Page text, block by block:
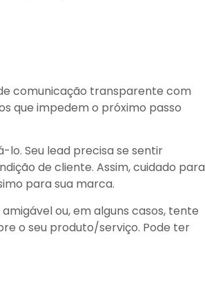
comunicação transparente com
que impedem o próximo passo
lo. Seu lead precisa se sentir
de cliente. Assim, cuidado para
para sua marca.
ou, em alguns casos, tente
o seu produto/serviço. Pode ter